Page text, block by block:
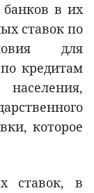
банков в их
ставок по
для
кредитам
которое
ставок, в